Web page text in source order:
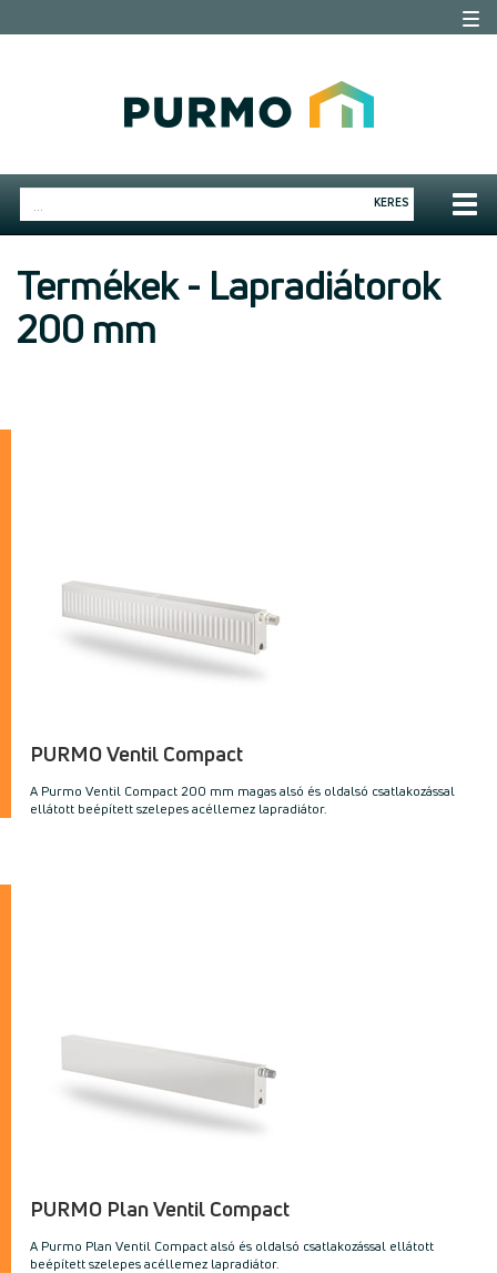
KERES
Termékek - Lapradiátorok
200 mm
PURMO Ventil Compact
A Purmo Ventil Compact 200 mm magas alsó és oldalsó csatlakozással
ellátott beépített szelepes acéllemez lapradiátor.
PURMO Plan Ventil Compact
A Purmo Plan Ventil Compact alsó és oldalsó csatlakozással ellátott
beépített szelepes acéllemez lapradiátor.